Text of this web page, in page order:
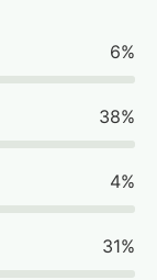
6%
38%
4%
31%